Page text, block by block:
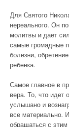
Для Святого
нереального. Он
молитвы и дает
самые громадные
болезни,
ребенка.
Самое главное в
вера. То, что идет
услышано и
все материально.
обращаться с